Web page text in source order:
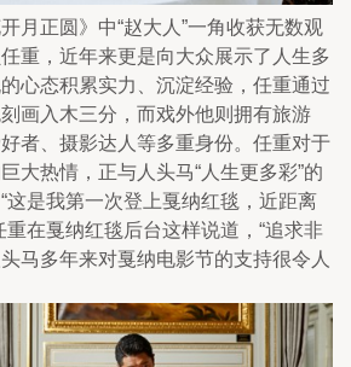
月正圆》中“赵大人”一角收获无数观
重，近年来更是向大众展示了人生多
心态积累实力、沉淀经验，任重通过
画入木三分，而戏外他则拥有旅游
者、摄影达人等多重身份。任重对于
大热情，正与人头马“人生更多彩”的
这是我第一次登上戛纳红毯，近距离
重在戛纳红毯后台这样说道，“追求非
马多年来对戛纳电影节的支持很令人